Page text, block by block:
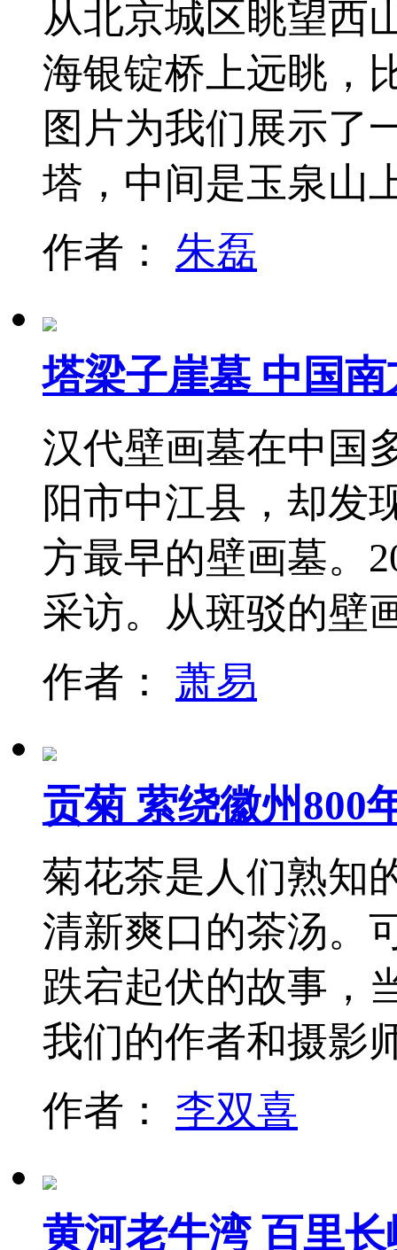
从北京城区眺望西
海银锭桥上远眺，
图片为我们展示了
塔，中间是玉泉
作者： 朱磊
塔梁子崖墓 中国
汉代壁画墓在中国
阳市中江县，却发
方最早的壁画墓。
采访。从斑驳的
作者： 萧易
贡菊 萦绕徽州800
菊花茶是人们熟知
清新爽口的茶汤。
跌宕起伏的故事，
我们的作者和摄
作者： 李双喜
黄河老牛湾 百里